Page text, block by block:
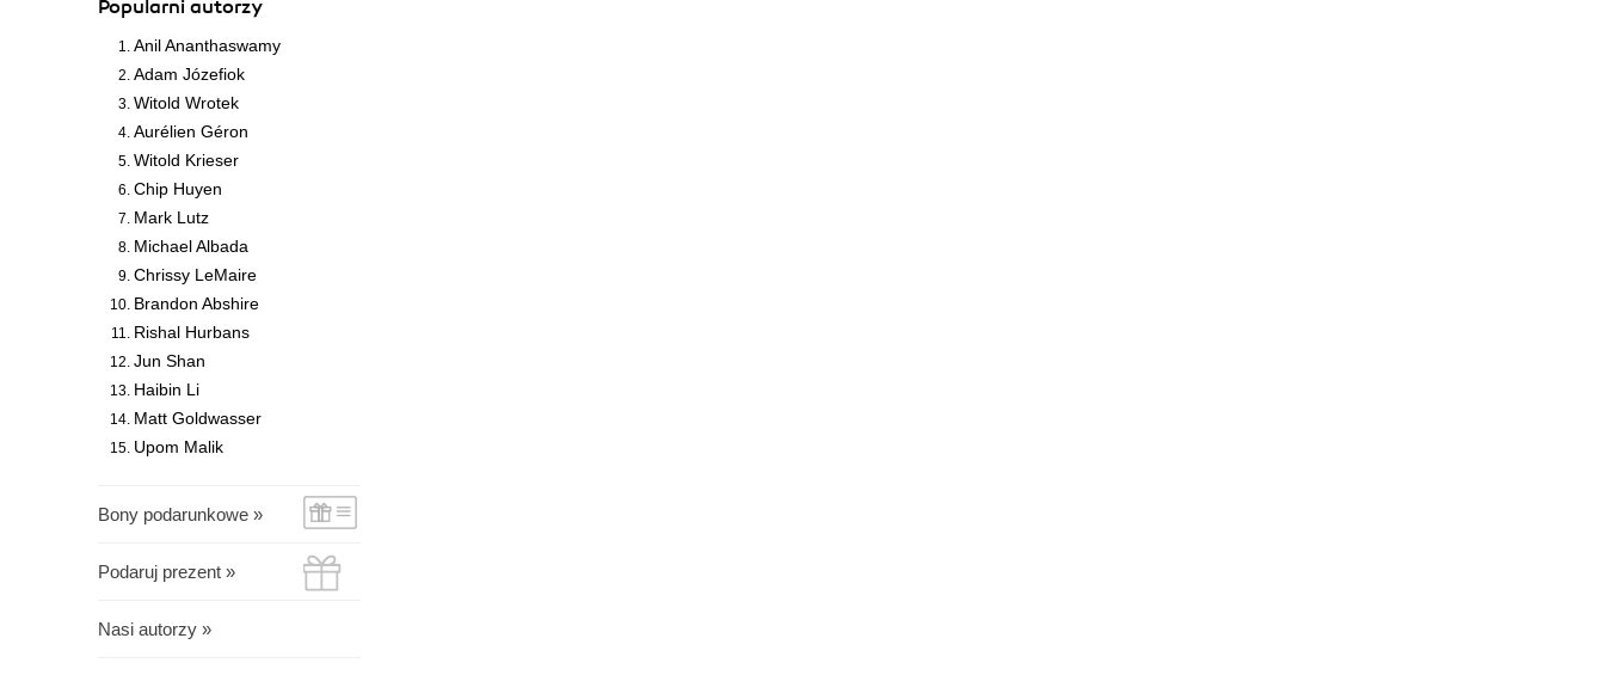
Popularni autorzy
Anil Ananthaswamy
Adam Józefiok
Witold Wrotek
Aurélien Géron
Witold Krieser
Chip Huyen
Mark Lutz
Michael Albada
Chrissy LeMaire
Brandon Abshire
Rishal Hurbans
Jun Shan
Haibin Li
Matt Goldwasser
Upom Malik
Bony podarunkowe »
Podaruj prezent »
Nasi autorzy »